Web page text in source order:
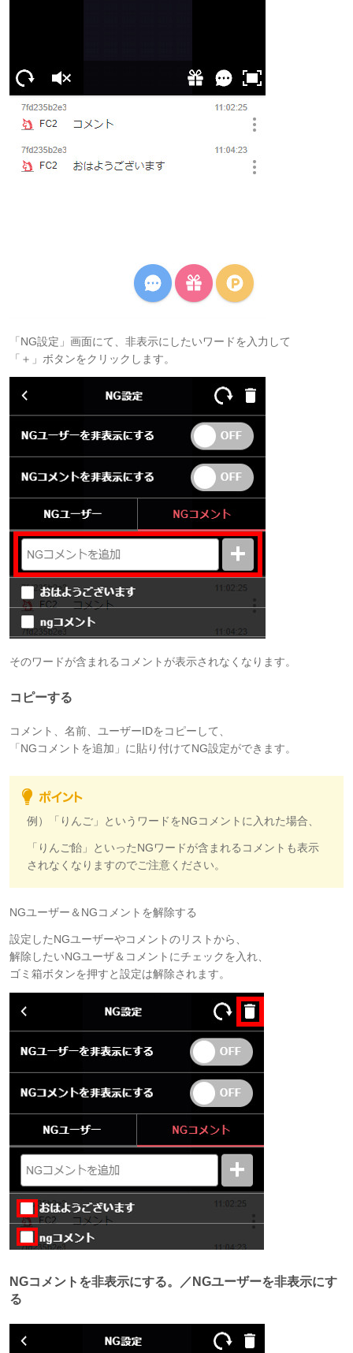
「NG設定」画面にて、非表示にしたいワードを入力して
「＋」ボタンをクリックします。
そのワードが含まれるコメントが表示されなくなります。
コピーする
コメント、名前、ユーザーIDをコピーして、
「NGコメントを追加」に貼り付けてNG設定ができます。
例）「りんご」というワードをNGコメントに入れた場合、
「りんご飴」といったNGワードが含まれるコメントも表示
されなくなりますのでご注意ください。
NGユーザー＆NGコメントを解除する
設定したNGユーザーやコメントのリストから、
解除したいNGユーザ＆コメントにチェックを入れ、
ゴミ箱ボタンを押すと設定は解除されます。
NGコメントを非表示にする。／NGユーザーを非表示にす
る